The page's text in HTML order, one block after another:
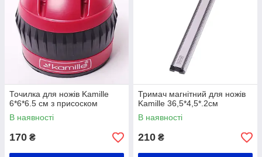
Точилка для ножів Kamille
6*6*6.5 см з присоском
В наявності
170 ₴
Тримач магнітний для ножів
Kamille 36,5*4,5*.2см
В наявності
210 ₴